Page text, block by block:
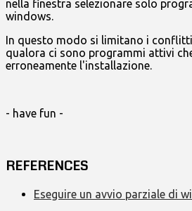
nella finestra selezionare solo
windows.
In questo modo si limitano i
qualora ci sono programmi attivi
erroneamente l'installazione.
- have fun -
REFERENCES
Eseguire un avvio parziale di